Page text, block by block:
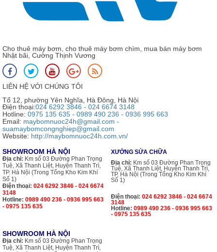
Cho thuê máy bơm, cho thuê máy bơm chìm, mua bán máy bơm
Nhật bãi, Cường Thịnh Vương
LIÊN HỆ VỚI CHÚNG TÔI
Tổ 12, phường Yên Nghĩa, Hà Đông, Hà Nội
Điện thoại:024 6292 3846 - 024 6674 3148
Hotline: 0975 135 635 - 0989 490 236 - 0936 995 663
Email: maybomnuoc24h@gmail.com -
suamaybomcongnghiep@gmail.com
Website: http://maybomnuoc24h.com.vn/
SHOWROOM HÀ NỘI
Địa chỉ: Km số 03 Đường Phan Trọng
Tuệ, Xã Thanh Liệt, Huyện Thanh Trì,
TP. Hà Nội (Trong Tổng Kho Kim Khí
Số 1)
Điện thoại: 024 6292 3846 - 024 6674
3148
Hotline: 0989 490 236 - 0936 995 663
- 0975 135 635
XƯỞNG SỬA CHỮA
Địa chỉ: Km số 03 Đường Phan Trọng
Tuệ, Xã Thanh Liệt, Huyện Thanh Trì,
TP. Hà Nội (Trong Tổng Kho Kim Khí
Số 1)
Điện thoại: 024 6292 3846 - 024 6674
3148
Hotline: 0989 490 236 - 0936 995 663
- 0975 135 635
SHOWROOM HÀ NỘI
Địa chỉ: Km số 03 Đường Phan Trọng
Tuệ, Xã Thanh Liệt, Huyện Thanh Trì,